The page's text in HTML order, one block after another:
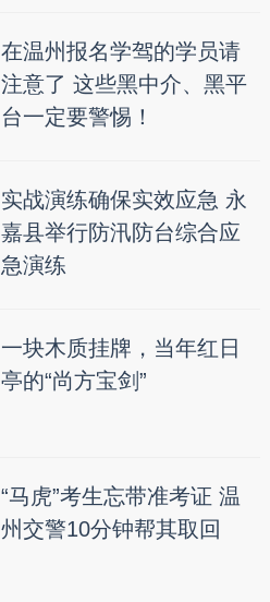
在温州报名学驾的学员请
注意了 这些黑中介、黑平
台一定要警惕！
实战演练确保实效应急 永
嘉县举行防汛防台综合应
急演练
一块木质挂牌，当年红日
亭的“尚方宝剑”
“马虎”考生忘带准考证 温
州交警10分钟帮其取回